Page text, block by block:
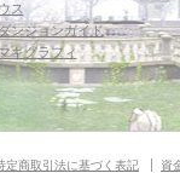
ウス
ンジョンガイド
マギグラフィ
定商取引法に基づく表記 資